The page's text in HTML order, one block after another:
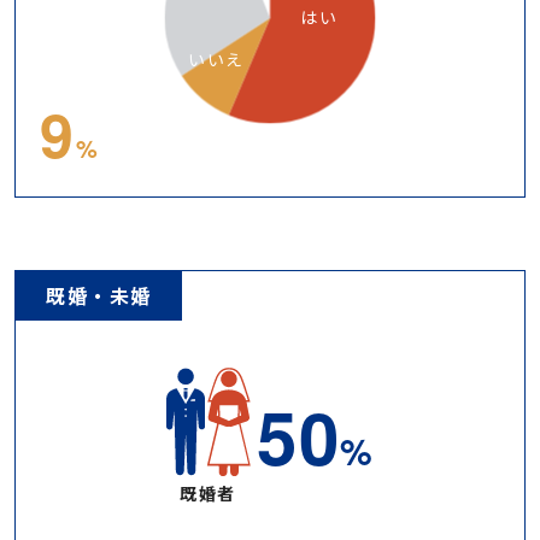
はい
いいえ
10
既婚・未婚
既婚者
52%